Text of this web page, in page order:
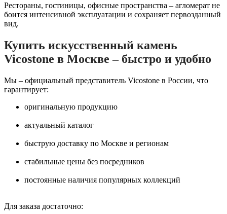
Рестораны, гостиницы, офисные пространства – агломерат не
боится интенсивной эксплуатации и сохраняет первозданный
вид.
Купить искусственный камень
Vicostone в Москве – быстро и удобно
Мы – официальный представитель Vicostone в России, что
гарантирует:
оригинальную продукцию
актуальный каталог
быструю доставку по Москве и регионам
стабильные цены без посредников
постоянные наличия популярных коллекций
Для заказа достаточно: